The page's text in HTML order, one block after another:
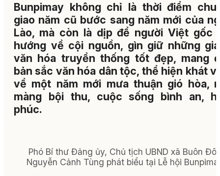
Bunpimay không chỉ là thời điểm
giao năm cũ bước sang năm mới của
Lào, mà còn là dịp để người Việt gốc
hướng về cội nguồn, gìn giữ những
văn hóa truyền thống tốt đẹp, mang
bản sắc văn hóa dân tộc, thể hiện khát
về một năm mới mưa thuận gió hòa,
màng bội thu, cuộc sống bình an,
phúc.
Phó Bí thư Đảng ủy, Chủ tịch UBND xã Buôn
Nguyễn Cảnh Tùng phát biểu tại Lễ hội